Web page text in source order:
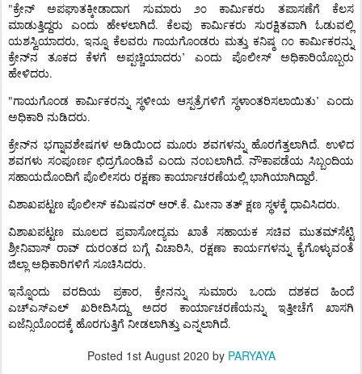
"ಕ್ರೇನ್ ಅಪಘಾತಕ್ಕೀಡಾದಾಗ ಸುಮಾರು ೨೦ ಕಾರ್ಮಿಕರು ತಪಾಸಣೆಗೆ
ಕೆಲಸ
ಮಾಡುತ್ತಿದ್ದರು
ಎಂದು ಹೇಳಲಾಗಿದೆ. ಕೆಲವು ಕಾರ್ಮಿಕರು ಸುರಕ್ಷಿತವಾಗಿ
ಓಡುವಲ್ಲಿ
ಯಶಸ್ವಿಯಾದರು,ಇನ್ನೂ ಕೆಲವರು ಗಾಯಗೊಂಡರು ಮತ್ತು ಕನಿಷ್ಠ ೧೦ ಕಾರ್ಮಿಕರನ್ನು
ಕ್ರೇನ್‌ನ
ತೂಕದ ಕೆಳಗೆ ಅಪ್ಪಚ್ಚಿಯಾದರು’ ಎಂದು ಪೊಲೀಸ್
ಅಧಿಕಾರಿಯೊಬ್ಬರು
ಹೇಳಿದರು.
"ಗಾಯಗೊಂಡ ಕಾರ್ಮಿಕರನ್ನು ಸ್ಥಳೀಯ ಆಸ್ಪತ್ರೆಗಳಿಗೆ ಸ್ಥಳಾಂತರಿಸಲಾಯಿತು’ಎಂದು
ಅಧಿಕಾರಿ ನುಡಿದರು.
ಕ್ರೇನ್‌ನ ಭಗ್ನಾವಶೇಷಗಳ ಅಡಿಯಿಂದ ಮೂರು ಶವಗಳನ್ನು ಹೊರಗೆತ್ತಲಾಗಿದೆ.ಉಳಿದ
ಶವಗಳು ಸಂಪೂರ್ಣ ಛಿದ್ರಗೊಂಡಿವೆ ಎಂದು ನಂಬಲಾಗಿದೆ.ನೌಕಾಪಡೆಯ ಸಿಬ್ಬಂದಿಯ
ಸಹಾಯದೊಂದಿಗೆ ಪೊಲೀಸರು ರಕ್ಷಣಾ ಕಾರ್ಯಾಚರಣೆಯಲ್ಲಿ ಭಾಗಿಯಾಗಿದ್ದಾರೆ.
ವಿಶಾಖಪಟ್ಟಣ ಪೊಲೀಸ್ ಕಮಿಷನರ್ ಆರ್.ಕೆ. ಮೀನಾ ತತ್ ಕ್ಷಣ ಸ್ಥಳಕ್ಕೆ ಧಾವಿಸಿದರು.
ವಿಶಾಖಪಟ್ಟಣ ಮೂಲದ ಪ್ರವಾಸೋದ್ಯಮ ಖಾತೆ ಸಹಾಯಕ ಸಚಿವ
ಮುತಮ್‌ಸೆಟ್ಟಿ
ಶ್ರೀನಿವಾಸ್ ರಾವ್ ದುರಂತದ ಬಗ್ಗೆ ವಿಚಾರಿಸಿ,ರಕ್ಷಣಾ ಕಾರ್ಯಗಳನ್ನು ಕೈಗೊಳ್ಳುವಂತೆ
ಜಿಲ್ಲಾ ಅಧಿಕಾರಿಗಳಿಗೆ ಸೂಚಿಸಿದರು.
ಇನ್ನೊಂದು ವರದಿಯ ಪ್ರಕಾರ, ಕ್ರೇನನ್ನು ಸುಮಾರು ಒಂದು ದಶಕದ
ಹಿಂದೆ
ಎಚ್‌ಎಸ್‌ಎಲ್
ಖರೀದಿಸಿದ್ದು ಅದರ ಕಾರ್ಯಾಚರಣೆಯನ್ನು ಇತ್ತೀಚೆಗೆ
ಖಾಸಗಿ
ಏಜೆನ್ಸಿಯೊಂದಕ್ಕೆ ಹೊರಗುತ್ತಿಗೆ ನೀಡಲಾಗಿತ್ತು ಎನ್ನಲಾಗಿದೆ.
Posted 1st August 2020 by PARYAYA